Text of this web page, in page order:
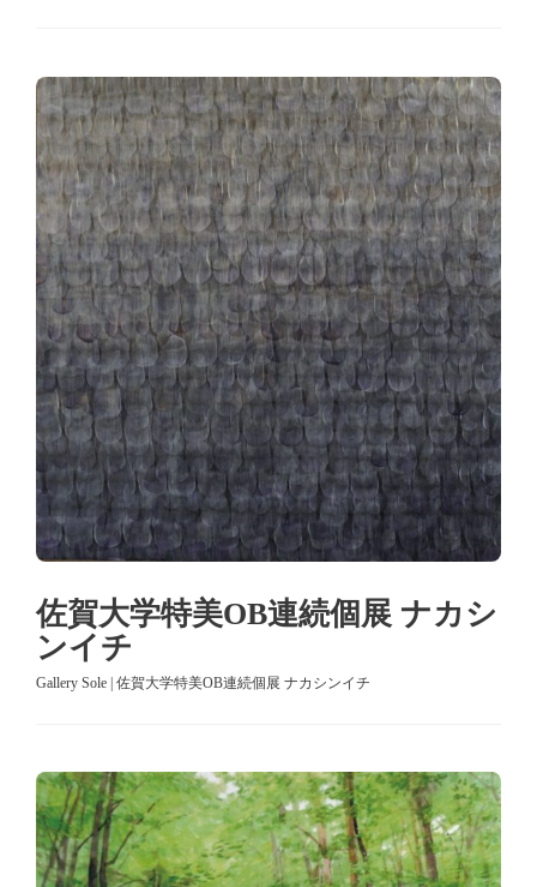
佐賀大学特美OB連続個展 ナカシ
ンイチ
Gallery Sole | 佐賀大学特美OB連続個展 ナカシンイチ